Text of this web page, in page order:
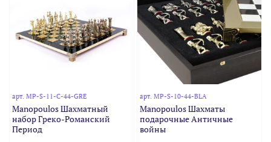
арт.MP-S-11-C-44-GRE
Manopoulos Шахматный
набор Греко-Романский
Период
арт. MP-S-10-44-BLA
Manopoulos Шахматы
подарочные Античные
войны